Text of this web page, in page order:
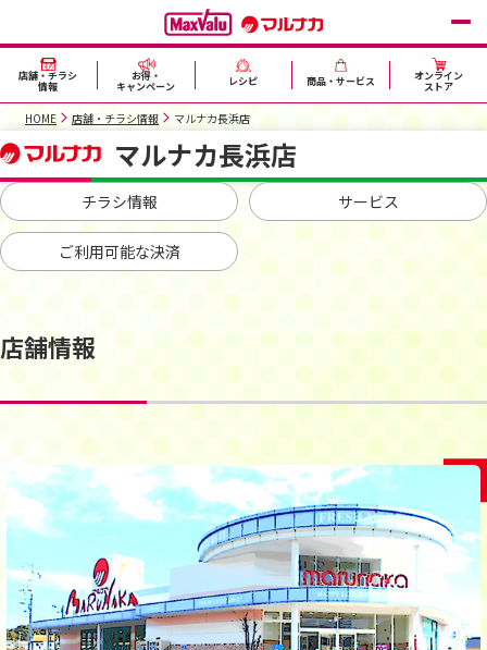
店舗・チラシ
情報
お得・
キャンペーン レシピ 商品・サービス オンライン
ストア
HOME 店舗・チラシ情報 マルナカ長浜店
マルナカ長浜店
チラシ情報 サービス
ご利用可能な決済
店舗情報